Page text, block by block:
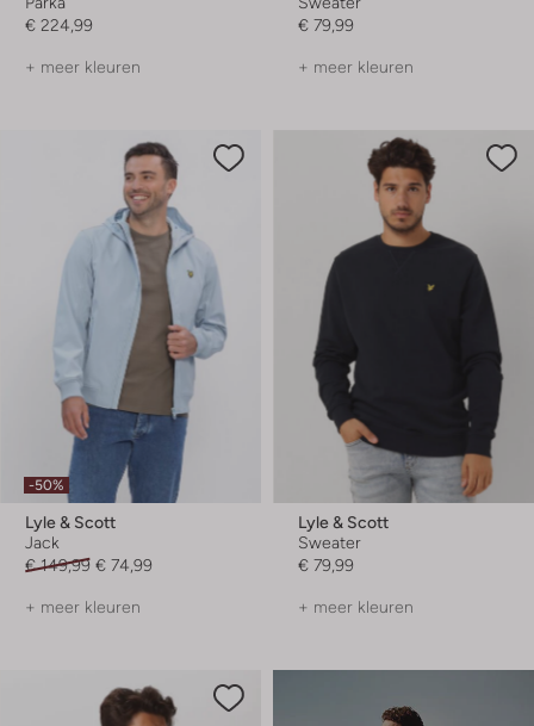
€ 224,99
+ meer kleuren
€ 79,99
+ meer kleuren
-50%
Lyle & Scott
Jack
€ 149,99 € 74,99
+ meer kleuren
Lyle & Scott
Sweater
€ 79,99
+ meer kleuren